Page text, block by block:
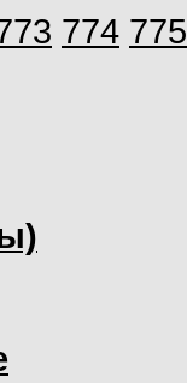
774 775